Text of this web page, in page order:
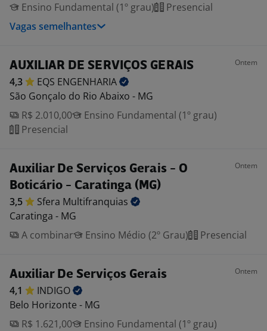
Ensino Fundamental (1º grau)
Presencial
Vagas semelhantes
AUXILIAR DE SERVIÇOS GERAIS Ontem
4,3 EQS ENGENHARIA
São Gonçalo do Rio Abaixo - MG
R$ 2.010,00
Ensino Fundamental (1º grau)
Presencial
Auxiliar De Serviços Gerais - O
Boticário - Caratinga (MG)
Ontem
3,5 Sfera Multifranquias
Caratinga - MG
A combinar
Ensino Médio (2º Grau) Presencial
Auxiliar De Serviços Gerais Ontem
4,1
INDIGO
Belo Horizonte - MG
R$ 1.621,00
Ensino Fundamental (1º grau)